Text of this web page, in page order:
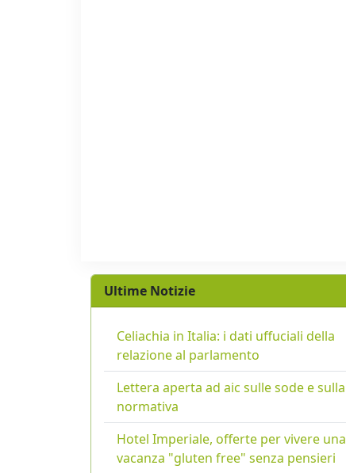
Ultime Notizie
Celiachia in Italia: i dati uffuciali della
relazione al parlamento
Lettera aperta ad aic sulle sode e sulla
normativa
Hotel Imperiale, offerte per vivere una
vacanza "gluten free" senza pensieri